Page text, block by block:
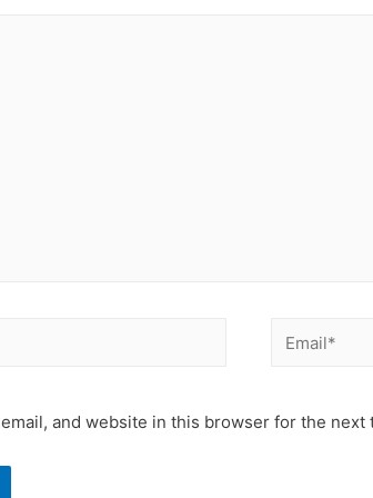
Email*
email, and website in this browser for the next